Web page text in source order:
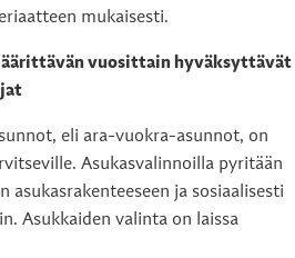
mukaisesti.
vuosittain hyväksyttävät
eli ara-vuokra-asunnot, on
Asukasvalinnoilla pyritään
asukasrakenteeseen ja sosiaalisesti
Asukkaiden valinta on laissa